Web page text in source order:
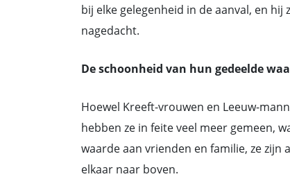
bij elke gelegenheid in de aanval, en
nagedacht.
De schoonheid van hun gedeelde
Hoewel Kreeft-vrouwen en Leeuw-
hebben ze in feite veel meer gemeen,
waarde aan vrienden en familie, ze zijn
elkaar naar boven.